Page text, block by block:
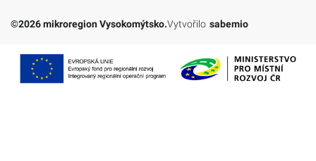
©2026 mikroregion Vysokomýtsko.Vytvořilo sabemio